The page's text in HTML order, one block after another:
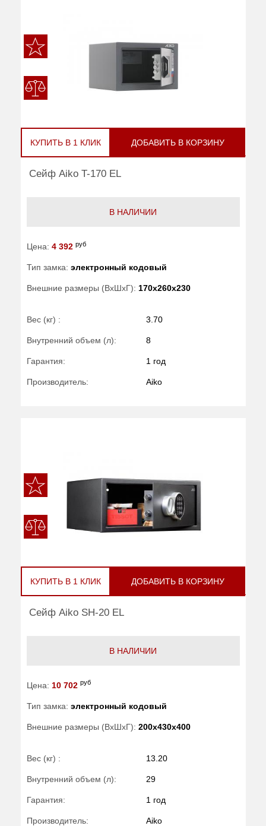
КУПИТЬ В 1 КЛИК ДОБАВИТЬ В КОРЗИНУ
Сейф Aiko T-170 EL
В НАЛИЧИИ
Цена: 4 392 руб
Тип замка: электронный кодовый
Внешние размеры (ВхШхГ): 170x260x230
Вес (кг) : 3.70
Внутренний объем (л): 8
Гарантия: 1 год
Производитель: Aiko
КУПИТЬ В 1 КЛИК ДОБАВИТЬ В КОРЗИНУ
Сейф Aiko SH-20 EL
В НАЛИЧИИ
Цена: 10 702 руб
Тип замка: электронный кодовый
Внешние размеры (ВхШхГ): 200x430x400
Вес (кг) : 13.20
Внутренний объем (л): 29
Гарантия: 1 год
Производитель: Aiko